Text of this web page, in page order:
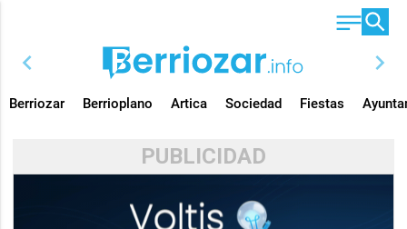
chevron_left chevron_right
Berriozar Berrioplano Artica Sociedad Fiestas
PUBLICIDAD